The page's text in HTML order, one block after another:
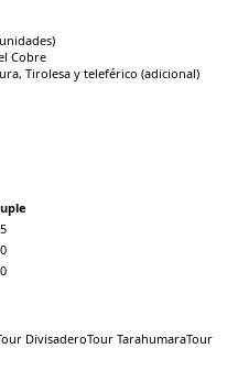
Cobre
Tirolesa y teleférico (adicional)
DivisaderoTour TarahumaraTour